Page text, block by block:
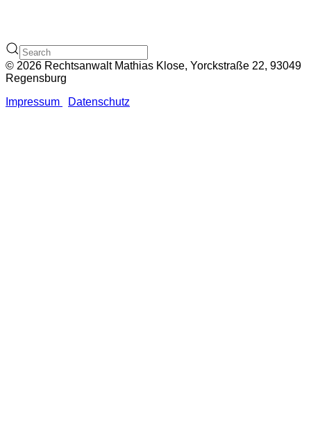
© 2026 Rechtsanwalt Mathias Klose, Yorckstraße 22, 93049
Regensburg
Impressum
Datenschutz